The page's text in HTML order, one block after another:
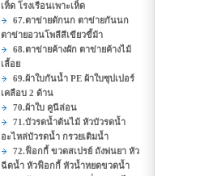
เห็ด โรงเรือนเพาะเห็ด
67.ตาข่ายดักนก ตาข่ายกันนก
ตาข่ายอวนโพลีสีเขียวขี้ม้า
68.ตาข่ายค้างผัก ตาข่ายค้างไม้
เลื้อย
69.ผ้าใบกันน้ำ PE ผ้าใบซุปเปอร์
เคลือบ 2 ด้าน
70.ผ้าใบ คูนีล่อน
71.บัวรดน้ำต้นไม้ หัวบัวรดน้ำ
อะไหล่บัวรดน้ำ กรวยเติมน้ำ
72.ฟ็อกกี้ ขวดสเปรย์ ถังพ่นยา หัว
ฉีดน้ำ หัวฟ็อกกี้ หัวน้ำหยดขวดน้ำ